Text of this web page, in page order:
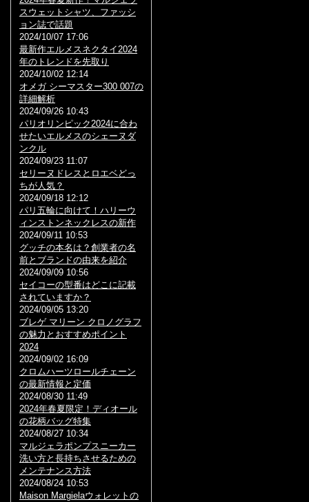
スウェットシャツ、ファッシ
ョン誌で話題
2024/10/07 17:06
最新作エルメスネクタイ2024
年のトレンドを先取り
2024/10/02 12:14
オメガ シーマスター300 007の
詳細解析
2024/09/26 10:43
パリオリンピック2024に合わ
せたいエルメスのシェーヌダ
ンクル
2024/09/23 11:07
セリーヌドレスとロエベどっ
ちが人気？
2024/09/18 12:12
パリ五輪に向けて！ハリーウ
ィンストンネックレスの新作
2024/09/11 10:53
グッチの本名は？創業者の名
前とブランドの由来を紹介
2024/09/09 10:56
セイコーの型番はどこに記載
されていますか？
2024/09/05 13:20
ブレゲ マリーン クロノグラフ
の魅力とおすすめポイント
2024
2024/09/02 16:09
クロムハーツロールチェーン
の最新情報と定価
2024/08/30 11:49
2024年春夏限定！ディオール
の花柄バッグ特集
2024/08/27 10:34
マルジェラポンプスニーカー
洗い方と長持ちさせるための
メンテナンス方法
2024/08/24 10:53
Maison Margielaウォレットの